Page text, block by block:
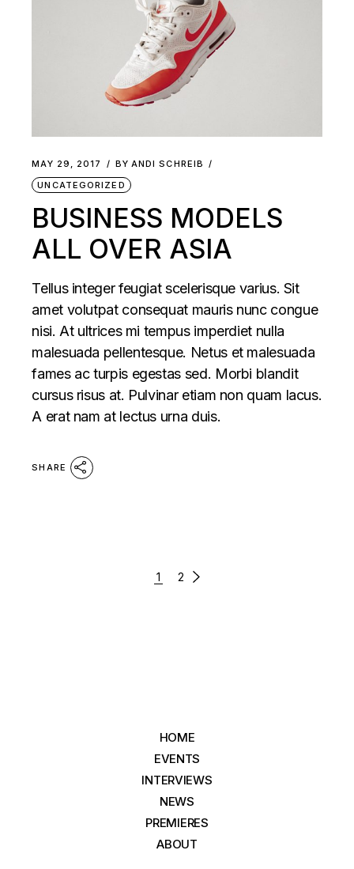
MAY 29, 2017 BY ANDI SCHREIB
UNCATEGORIZED
BUSINESS MODELS
ALL OVER ASIA
Tellus integer feugiat scelerisque varius. Sit
amet volutpat consequat mauris nunc congue
nisi. At ultrices mi tempus imperdiet nulla
malesuada pellentesque. Netus et malesuada
fames ac turpis egestas sed. Morbi blandit
cursus risus at. Pulvinar etiam non quam lacus.
A erat nam at lectus urna duis.
SHARE
1 2
HOME
EVENTS
INTERVIEWS
NEWS
PREMIERES
ABOUT